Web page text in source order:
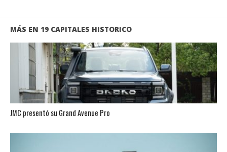
MÁS EN 19 CAPITALES HISTORICO
JMC presentó su Grand Avenue Pro